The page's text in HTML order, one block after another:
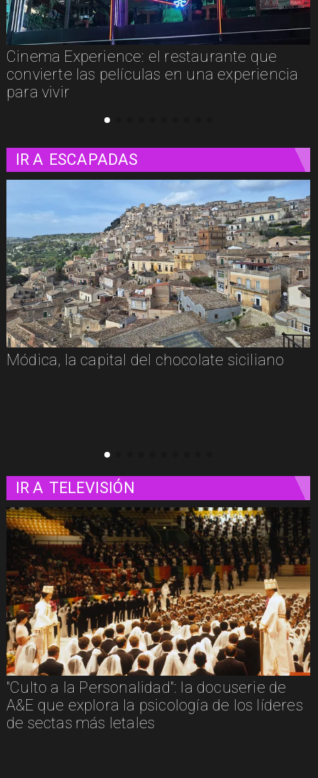
Concurso de Acuarela Hardy Wistuba 2026
abre convocatoria con premio de USD
3.000
IR A ESCAPADAS
De la tradición siciliana al picante
IR A TELEVISIÓN
"Furia": cuando la justicia y la venganza se
confunden